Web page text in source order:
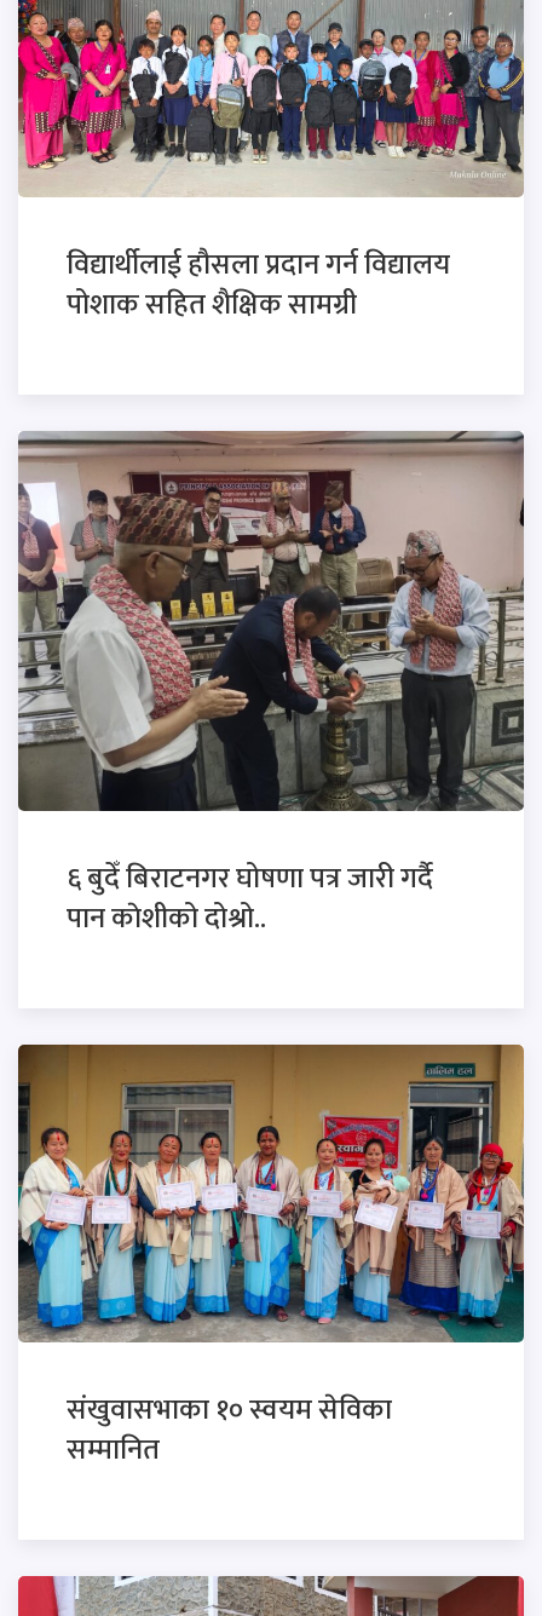
विद्यार्थीलाई हौसला प्रदान गर्न विद्यालय
पोशाक सहित शैक्षिक सामग्री
६ बुदेँ बिराटनगर घोषणा पत्र जारी गर्दै
पान काेशीको दोश्रो..
संखुवासभाका १० स्वयम सेविका
सम्मानित